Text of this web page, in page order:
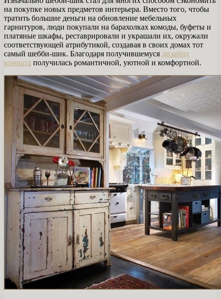
на покупке новых предметов интерьера. Вместо того, чтобы
тратить большие деньги на обновление мебельных
гарнитуров, люди покупали на барахолках комоды, буфеты и
платяные шкафы, реставрировали и украшали их, окружали
соответствующей атрибутикой, создавая в своих домах тот
самый шебби-шик. Благодаря получившемуся дизайну
комната получилась романтичной, уютной и комфортной.